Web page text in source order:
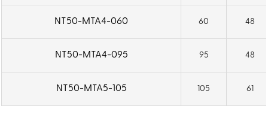
NT50-MTA4-060 60 48
NT50-MTA4-095 95 48
NT50-MTA5-105 105 61